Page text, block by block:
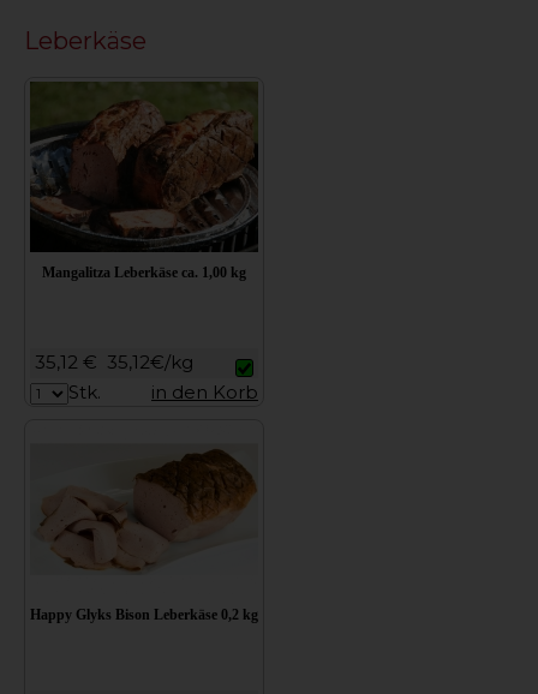
Leberkäse
Mangalitza Leberkäse ca. 1,00 kg
35,12 € 35,12€/kg
Stk.
in den Korb
Happy Glyks Bison Leberkäse 0,2 kg